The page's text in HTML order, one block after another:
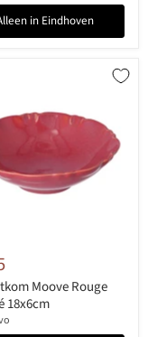
in Eindhoven
Moove Rouge
18x6cm